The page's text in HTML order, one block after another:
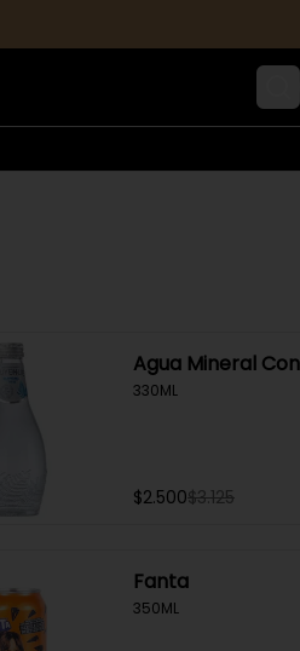
Agua Mineral
330ML
$2.500$3.125
Fanta
350ML